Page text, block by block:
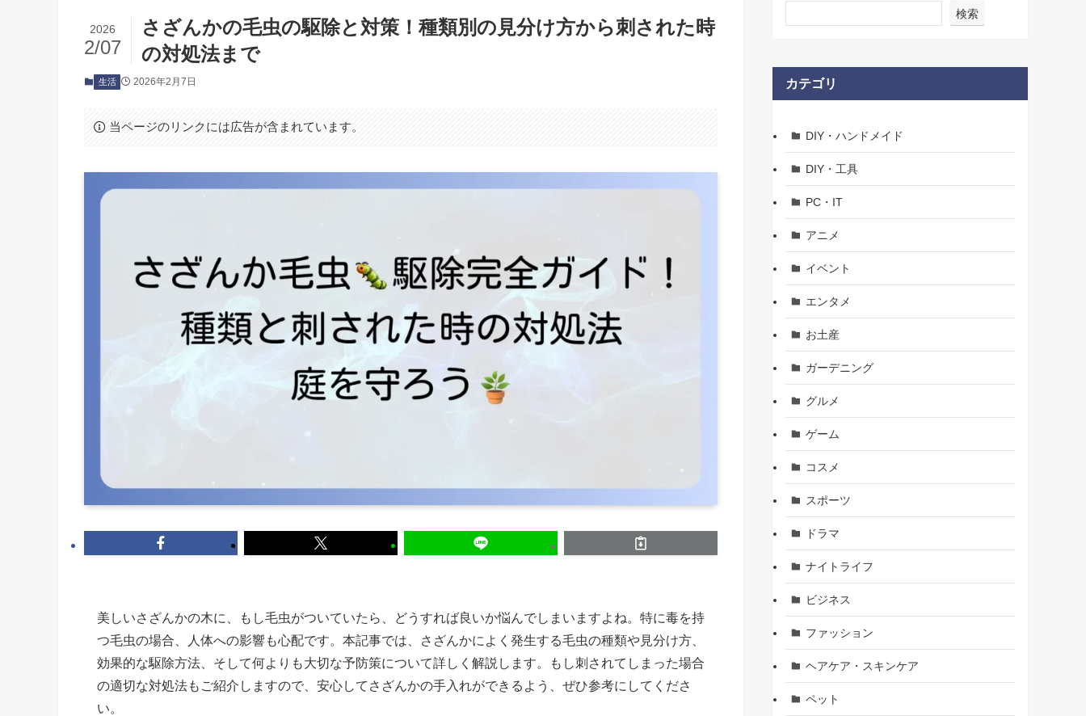
さざんかの毛虫の駆除と対策！種類別の見分け方から刺された時
の対処法まで
2026
2/07
生活 2026年2月7日
当ページのリンクには広告が含まれています。
美しいさざんかの木に、もし毛虫がついていたら、どうすれば良いか悩んでしまいますよね。特に毒を持
つ毛虫の場合、人体への影響も心配です。本記事では、さざんかによく発生する毛虫の種類や見分け方、
効果的な駆除方法、そして何よりも大切な予防策について詳しく解説します。もし刺されてしまった場合
の適切な対処法もご紹介しますので、安心してさざんかの手入れができるよう、ぜひ参考にしてくださ
い。
検索
カテゴリ
DIY・ハンドメイド
DIY・工具
PC・IT
アニメ
イベント
エンタメ
お土産
ガーデニング
グルメ
ゲーム
コスメ
スポーツ
ドラマ
ナイトライフ
ビジネス
ファッション
ヘアケア・スキンケア
ペット